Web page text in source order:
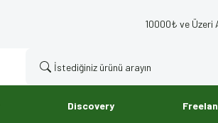
10000₺ ve Üzeri
Discovery